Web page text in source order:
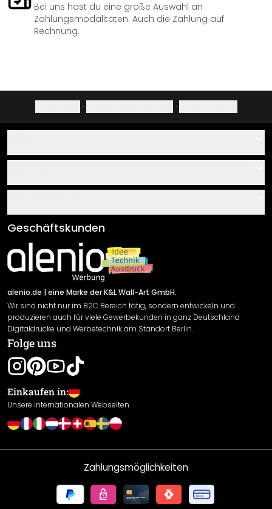
Bei uns hast du eine große Auswahl an
Zahlungsmodalitäten. Auch die Zahlung auf
Rechnung.
· ·
Über uns
Klebe- und Montageanleitungen
Newsletter An-/Abmeldung
Sendungsverfolgung
AGB
Impressum
Versand & Zahlung
Rücksendung
Widerrufsrecht
Datenschutzerklärung
Gewährleistung
Leistungserklärung / CE-Zeichen
Cookie Einstellungen
Geschäftskunden
alenio.de | eine Marke der K&L Wall-Art GmbH.
Wir sind nicht nur im B2C Bereich tätig, sondern entwickeln und
produzieren auch für viele Gewerbekunden in ganz Deutschland
Digitaldrucke und Werbetechnik am Standort Berlin.
Folge uns
Einkaufen in:
Unsere internationalen Webseiten
Zahlungsmöglichkeiten